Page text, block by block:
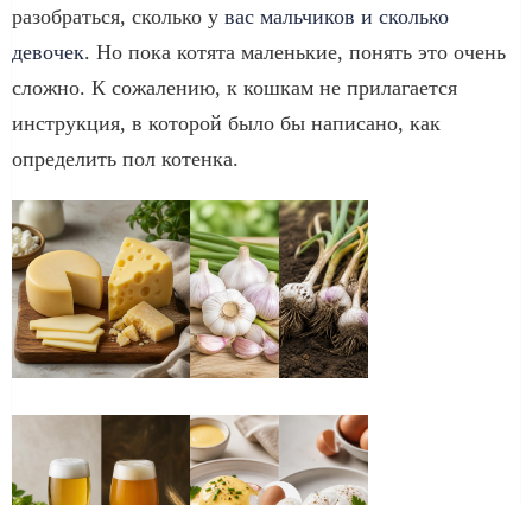
разобраться, сколько у вас мальчиков и сколько
девочек. Но пока котята маленькие, понять это очень
сложно. К сожалению, к кошкам не прилагается
инструкция, в которой было бы написано, как
определить пол котенка.